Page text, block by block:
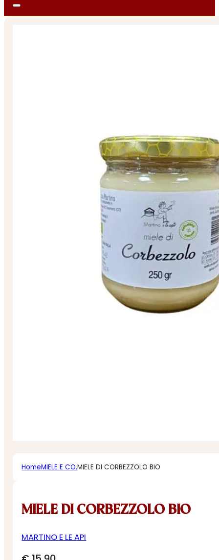
HomeMIELE E CO.MIELE DI CORBEZZOLO BIO
MIELE DI CORBEZZOLO BIO
MARTINO E LE API